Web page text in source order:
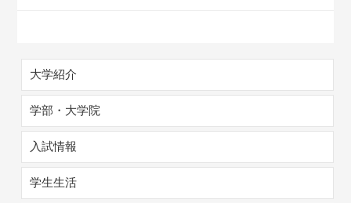
大学紹介
学部・大学院
入試情報
学生生活